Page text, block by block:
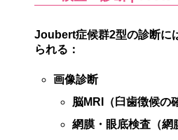
Joubert症候群2型の診断に
られる：
画像診断
脳MRI
（臼歯徴候の
網膜・眼底検査 （